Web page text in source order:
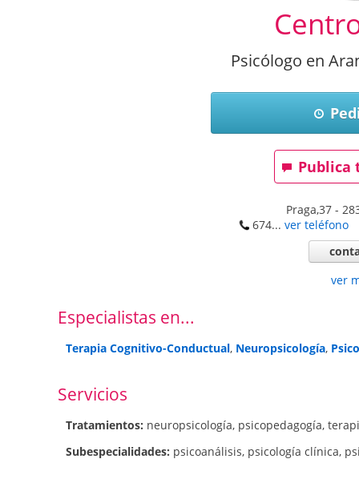
Psicólogo en
Publica
Praga,37 -
674... ver teléfono
ver
Especialistas en...
Terapia Cognitivo-Conductual, Neuropsicología,
Servicios
Tratamientos: neuropsicología, psicopedagogía,
Subespecialidades: psicoanálisis, psicología clínica,